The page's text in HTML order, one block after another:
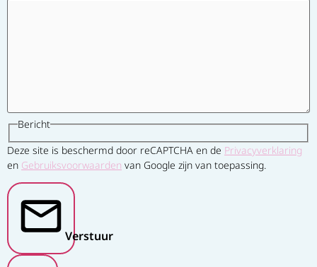
Bericht
Deze site is beschermd door reCAPTCHA en de Privacyverklaring
en Gebruiksvoorwaarden van Google zijn van toepassing.
Verstuur